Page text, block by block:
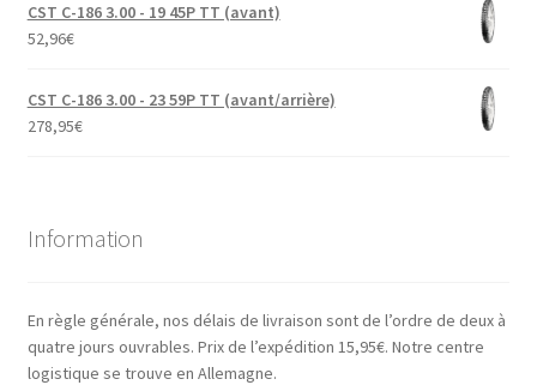
CST C-186 3.00 - 19 45P TT (avant)
52,96€
CST C-186 3.00 - 23 59P TT (avant/arrière)
278,95€
Information
En règle générale, nos délais de livraison sont de l’ordre de deux à
quatre jours ouvrables. Prix de l’expédition 15,95€. Notre centre
logistique se trouve en Allemagne.